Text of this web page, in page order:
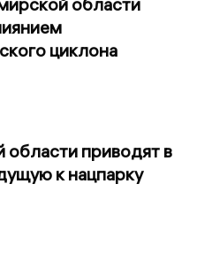
циклона
приводят в
к нацпарку